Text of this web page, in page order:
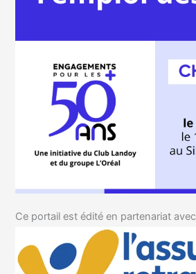
Ce portail est édité en partenariat avec